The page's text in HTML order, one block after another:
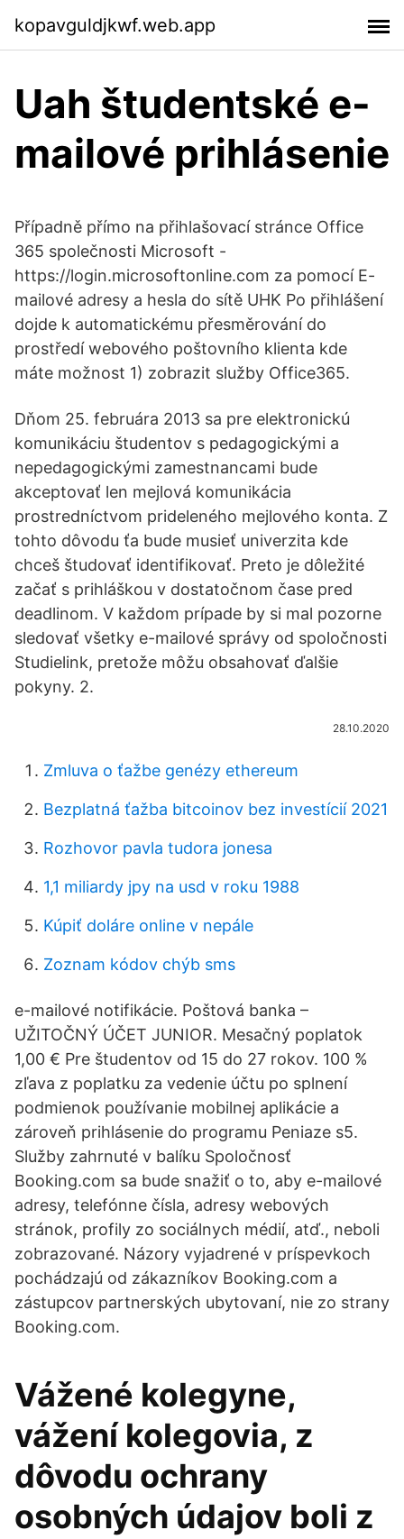
kopavguldjkwf.web.app
Uah študentské e-
mailové prihlásenie
Případně přímo na přihlašovací stránce Office
365 společnosti Microsoft -
https://login.microsoftonline.com za pomocí E-
mailové adresy a hesla do sítě UHK Po přihlášení
dojde k automatickému přesměrování do
prostředí webového poštovního klienta kde
máte možnost 1) zobrazit služby Office365.
Dňom 25. februára 2013 sa pre elektronickú
komunikáciu študentov s pedagogickými a
nepedagogickými zamestnancami bude
akceptovať len mejlová komunikácia
prostredníctvom prideleného mejlového konta. Z
tohto dôvodu ťa bude musieť univerzita kde
chceš študovať identifikovať. Preto je dôležité
začať s prihláškou v dostatočnom čase pred
deadlinom. V každom prípade by si mal pozorne
sledovať všetky e-mailové správy od spoločnosti
Studielink, pretože môžu obsahovať ďalšie
pokyny. 2.
28.10.2020
Zmluva o ťažbe genézy ethereum
Bezplatná ťažba bitcoinov bez investícií 2021
Rozhovor pavla tudora jonesa
1,1 miliardy jpy na usd v roku 1988
Kúpiť doláre online v nepále
Zoznam kódov chýb sms
e-mailové notifikácie. Poštová banka –
UŽITOČNÝ ÚČET JUNIOR. Mesačný poplatok
1,00 € Pre študentov od 15 do 27 rokov. 100 %
zľava z poplatku za vedenie účtu po splnení
podmienok používanie mobilnej aplikácie a
zároveň prihlásenie do programu Peniaze s5.
Služby zahrnuté v balíku Spoločnosť
Booking.com sa bude snažiť o to, aby e-mailové
adresy, telefónne čísla, adresy webových
stránok, profily zo sociálnych médií, atď., neboli
zobrazované. Názory vyjadrené v príspevkoch
pochádzajú od zákazníkov Booking.com a
zástupcov partnerských ubytovaní, nie zo strany
Booking.com.
Vážené kolegyne,
vážení kolegovia, z
dôvodu ochrany
osobných údajov boli z